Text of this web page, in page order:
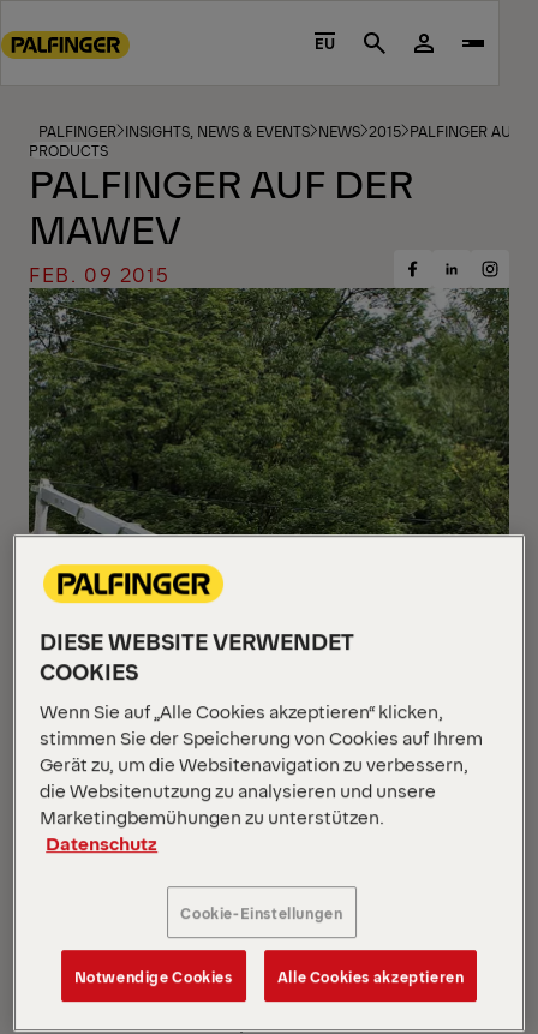
to
footer
content
EU Search
PALFINGER INSIGHTS, NEWS & EVENTS NEWS 2015 PALFINGER AUF
PRODUCTS
PALFINGER AUF DER
MAWEV
FEB. 09 2015
Share
on
Facebook
Share
on
LinkedIn
Share
on
DIESE WEBSITE VERWENDET
COOKIES
Wenn Sie auf „Alle Cookies akzeptieren“ klicken,
stimmen Sie der Speicherung von Cookies auf Ihrem
Gerät zu, um die Websitenavigation zu verbessern,
die Websitenutzung zu analysieren und unsere
Marketingbemühungen zu unterstützen.
Datenschutz
Cookie-Einstellungen
Notwendige Cookies Alle Cookies akzeptieren